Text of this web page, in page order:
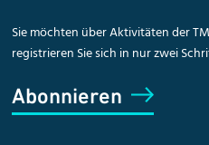
Sie möchten über Aktivitäten der
registrieren Sie sich in nur zwei
Abonnieren